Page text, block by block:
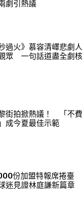
劇引熱議
過火》慕容清嶧悲劇人
眾 一句話道盡全劇核
街拍掀熱議！ 「不費
成今夏最佳示範
份加盟特報席捲臺
見證林庭謙新篇章